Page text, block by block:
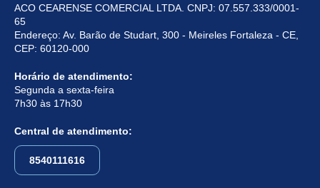
ACO CEARENSE COMERCIAL LTDA. CNPJ: 07.557.333/0001-
65
Endereço: Av. Barão de Studart, 300 - Meireles Fortaleza - CE,
CEP: 60120-000
Horário de atendimento:
Segunda a sexta-feira
7h30 às 17h30
Central de atendimento:
8540111616